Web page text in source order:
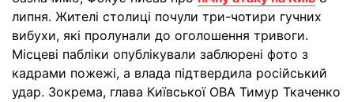
липня. Жителі столиці почули три-чотири гучних
вибухи, які пролунали до оголошення тривоги.
Місцеві пабліки опублікували заблюрені фото з
кадрами пожежі, а влада підтвердила російський
удар. Зокрема, глава Київської ОВА Тимур Ткаченко